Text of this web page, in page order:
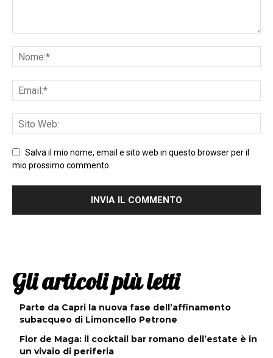
Salva il mio nome, email e sito web in questo browser per il
mio prossimo commento.
Gli articoli più letti
Parte da Capri la nuova fase dell’affinamento
subacqueo di Limoncello Petrone
Flor de Maga: il cocktail bar romano dell’estate è in
un vivaio di periferia